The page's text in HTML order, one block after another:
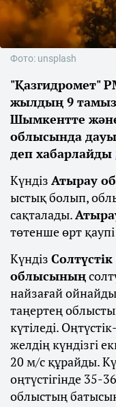
Фото: unsplash
"Қазгидромет"
жылдың 9
Шымкентте
облысында
деп хабарлайды
Күндіз Атырау
ыстық болып,
сақталады.
төтенше өрт
Күндіз
облысының
найзағай
таңертең
күтіледі.
желдің күндізгі
20 м/с құрайды.
оңтүстігінде 35-
облыстың